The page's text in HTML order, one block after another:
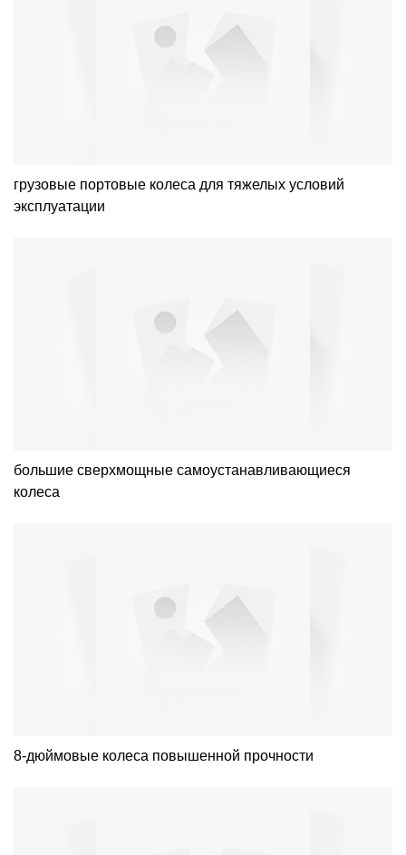
грузовые портовые колеса для тяжелых условий
эксплуатации
большие сверхмощные самоустанавливающиеся
колеса
8-дюймовые колеса повышенной прочности